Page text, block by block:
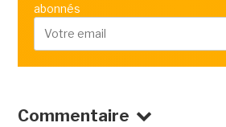
abonnés
Commentaire